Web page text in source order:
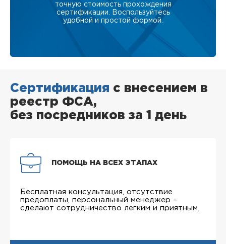
точную стоимость прохождения
сертификации. Воспользуйтесь
удобной и простой формой.
Сертификация с внесением в
реестр ФСА,
без посредников за 1 день
ПОМОЩЬ НА ВСЕХ ЭТАПАХ
Бесплатная консультация, отсутствие
предоплаты, персональный менеджер –
сделают сотрудничество легким и приятным.